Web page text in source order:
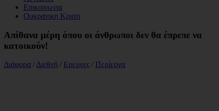
Επικοινωνια
Ουκρανικη Κριση
Aπίθανα μέρη όπου οι άνθρωποι δεν θα έπρεπε να
κατοικούν!
Διάφορα / Διεθνή / Ερευνες / Περίεργα